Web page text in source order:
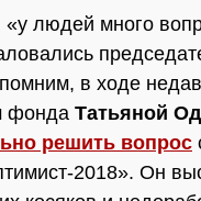
людей много
в ходе
фонда Татьяной
решить вопрос
2018». Он